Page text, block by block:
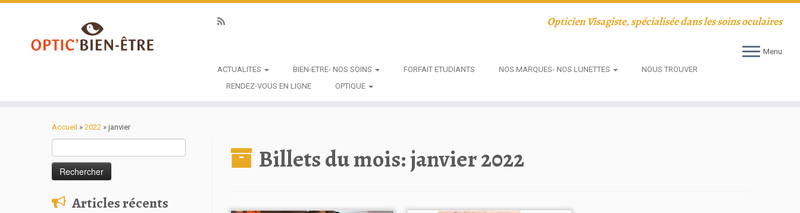
Opticien Visagiste, spécialisée dans les soins oculaires
Menu
ACTUALITES
BIEN-ETRE- NOS SOINS FORFAIT ETUDIANTS NOS MARQUES- NOS LUNETTES
NOUS TROUVER
RENDEZ-VOUS EN LIGNE
OPTIQUE
Accueil » 2022 » janvier
Articles récents
Billets du mois:janvier 2022